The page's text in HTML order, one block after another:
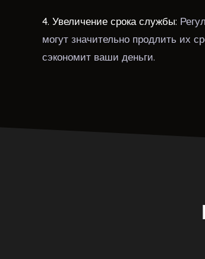
4. Увеличение срока службы:
могут значительно продлить их
сэкономит ваши деньги.